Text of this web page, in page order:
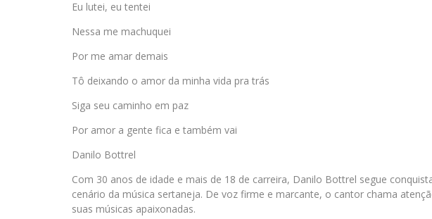
Eu lutei, eu tentei
Nessa me machuquei
Por me amar demais
Tô deixando o amor da minha vida pra trás
Siga seu caminho em paz
Por amor a gente fica e também vai
Danilo Bottrel
Com 30 anos de idade e mais de 18 de carreira, Danilo Bottrel segue
cenário da música sertaneja. De voz firme e marcante, o cantor chama
suas músicas apaixonadas.